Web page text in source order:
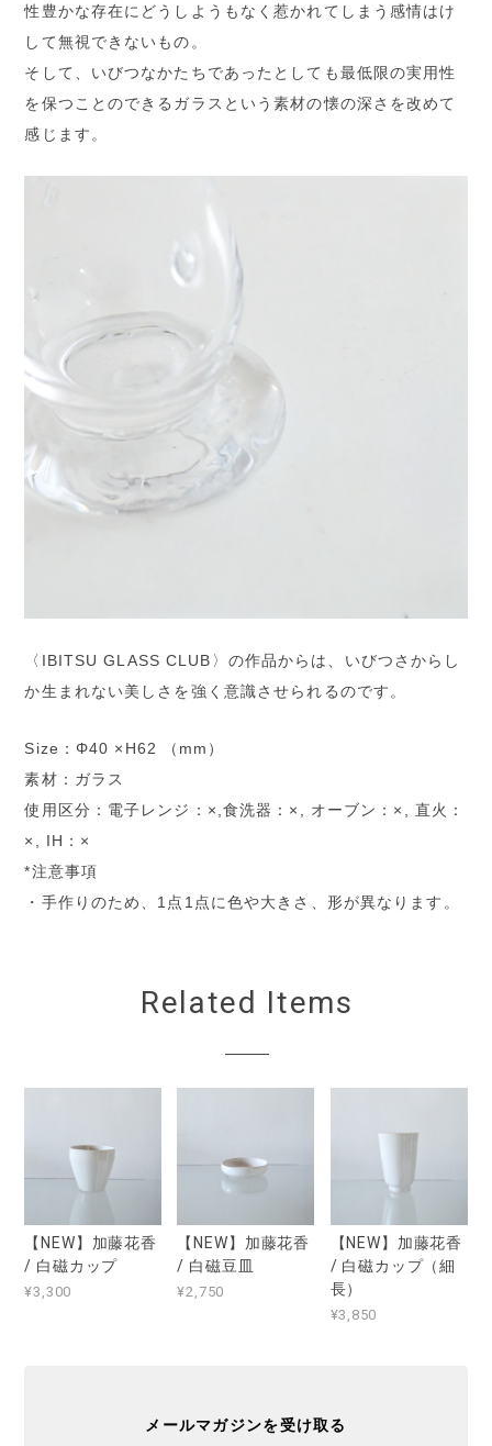
性豊かな存在にどうしようもなく惹かれてしまう感情はけ
して無視できないもの。
そして、いびつなかたちであったとしても最低限の実用性
を保つことのできるガラスという素材の懐の深さを改めて
感じます。
〈IBITSU GLASS CLUB〉の作品からは、いびつさからし
か生まれない美しさを強く意識させられるのです。
Size：Φ40 ×H62 （mm）
素材：ガラス
使用区分：電子レンジ：×,食洗器：×, オーブン：×, 直火：
×, IH：×
*注意事項
・手作りのため、1点1点に色や大きさ、形が異なります。
Related Items
【NEW】加藤花香
/ 白磁カップ
¥3,300
【NEW】加藤花香
/ 白磁豆皿
¥2,750
【NEW】加藤花香
/ 白磁カップ（細
長）
¥3,850
メールマガジンを受け取る